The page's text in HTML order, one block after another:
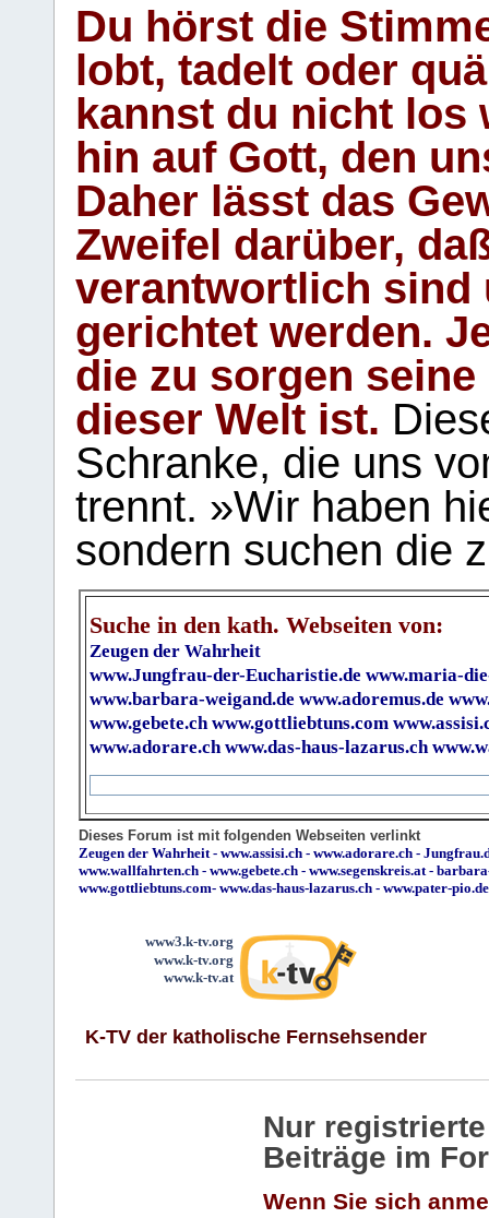
Du hörst die
lobt, tadelt oder
kannst du nicht los
hin auf Gott, den
Daher lässt das
Zweifel darüber,
verantwortlich sind
gerichtet werden.
die zu sorgen
dieser Welt ist.
Schranke, die uns
trennt. »Wir haben
sondern suchen die
Suche in den kath. Webseiten von:
Zeugen der Wahrheit
www.Jungfrau-der-Eucharistie.de www.maria-
www.barbara-weigand.de www.adoremus.de
www.gebete.ch www.gottliebtuns.com
www.adorare.ch www.das-haus-lazarus.ch
Dieses Forum ist mit folgenden Webseiten verlinkt
Zeugen der Wahrheit - www.assisi.ch - www.adorare.ch -
www.wallfahrten.ch - www.gebete.ch - www.segenskreis.at -
www.gottliebtuns.com- www.das-haus-lazarus.ch - www.pater-pio.de
www3.k-tv.org
www.k-tv.org
www.k-tv.at
K-TV der katholische Fernsehsender
Nur
Beiträge im
Wenn Sie sich